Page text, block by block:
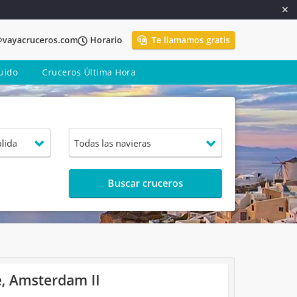
Horario Te llamamos gratis
Cruceros Última Hora
Buscar cruceros
Amsterdam II